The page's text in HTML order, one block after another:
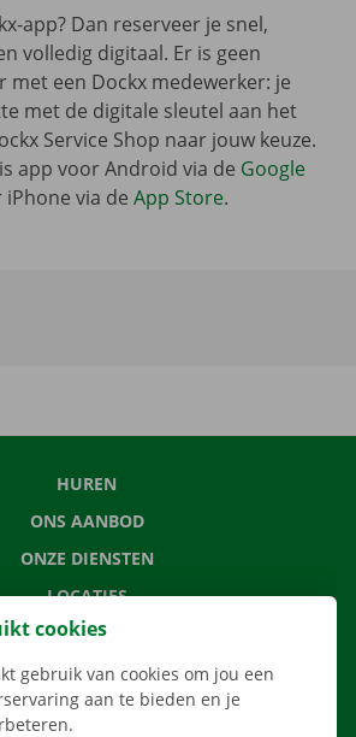
app? Dan reserveer je snel,
volledig digitaal. Er is geen
met een Dockx medewerker: je
met de digitale sleutel aan het
Service Shop naar jouw keuze.
app voor Android via de Google
iPhone via de App Store.
HUREN
ONS AANBOD
ONZE DIENSTEN
LOCATIES
APP
cookies
gebruik van cookies om jou een
aan te bieden en je